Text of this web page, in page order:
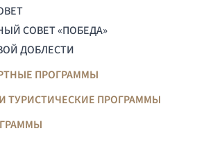
СОВЕТ «ПОБЕДА»
ДОБЛЕСТИ
ПРОГРАММЫ
ТУРИСТИЧЕСКИЕ ПРОГРАММЫ